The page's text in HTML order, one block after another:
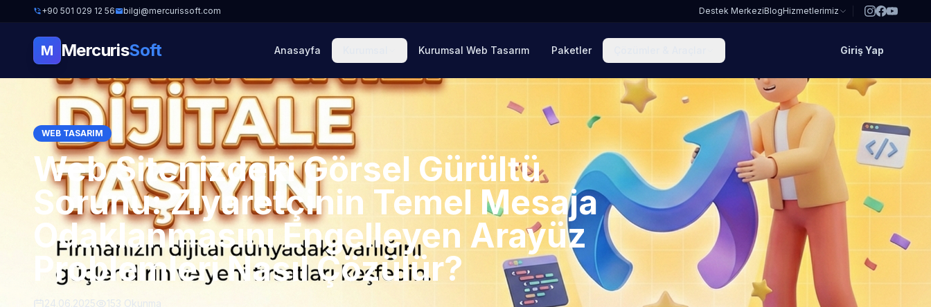
+90 501 029 12 56 bilgi@mercurissoft.com Destek MerkeziBlogHizmetlerimiz
M MercurisSoft Anasayfa Kurumsal Web Tasarım Paketler Giriş Yap
WEB TASARIM
Web Sitenizdeki Görsel Gürültü
Sorunu: Ziyaretçinin Temel Mesaja
Odaklanmasını Engelleyen Arayüz
Problemleri Nasıl Çözülür?
24.06.2025 153 Okunma